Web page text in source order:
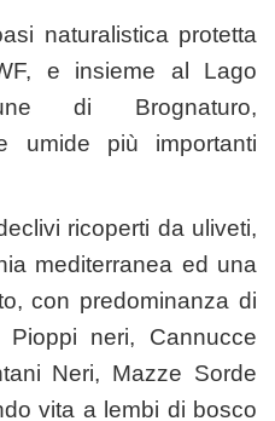
naturalistica protetta
e insieme al Lago
di Brognaturo,
umide più importanti
ricoperti da uliveti,
mediterranea ed una
con predominanza di
Pioppi neri, Cannucce
Neri, Mazze Sorde
vita a lembi di bosco